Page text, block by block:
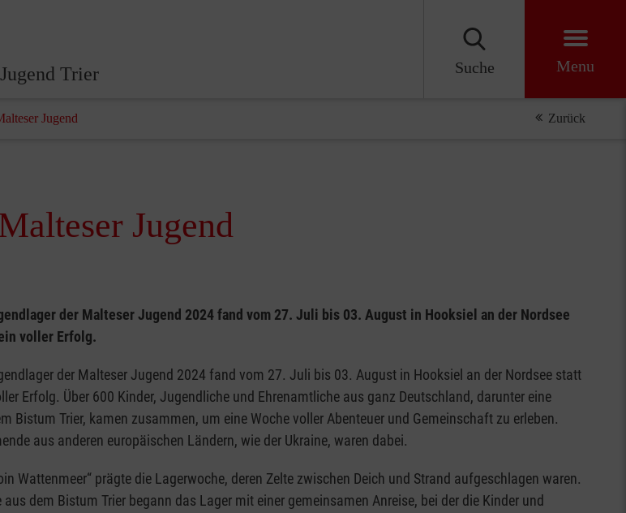
Trier Suche Menu
Jugend Zurück
Jugend
der Malteser Jugend 2024 fand vom 27. Juli bis 03. August in Hooksiel an der Nordsee
voller Erfolg.
der Malteser Jugend 2024 fand vom 27. Juli bis 03. August in Hooksiel an der Nordsee statt
Erfolg. Über 600 Kinder, Jugendliche und Ehrenamtliche aus ganz Deutschland, darunter eine
Bistum Trier, kamen zusammen, um eine Woche voller Abenteuer und Gemeinschaft zu erleben.
aus anderen europäischen Ländern, wie der Ukraine, waren dabei.
Wattenmeer“ prägte die Lagerwoche, deren Zelte zwischen Deich und Strand aufgeschlagen waren.
aus dem Bistum Trier begann das Lager mit einer gemeinsamen Anreise, bei der die Kinder und